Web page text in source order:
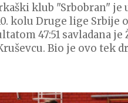
klub "Srbobran" je
kolu Druge lige Srbije
47:51 savladana je
Bio je ovo tek